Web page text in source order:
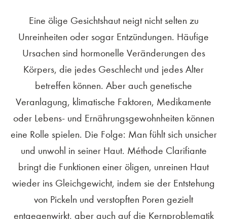
Eine ölige Gesichtshaut neigt nicht selten zu
Unreinheiten oder sogar Entzündungen. Häufige
Ursachen sind hormonelle Veränderungen des
Körpers, die jedes Geschlecht und jedes Alter
betreffen können. Aber auch genetische
Veranlagung, klimatische Faktoren, Medikamente
oder Lebens- und Ernährungsgewohnheiten können
eine Rolle spielen. Die Folge: Man fühlt sich unsicher
und unwohl in seiner Haut. Méthode Clarifiante
bringt die Funktionen einer öligen, unreinen Haut
wieder ins Gleichgewicht, indem sie der Entstehung
von Pickeln und verstopften Poren gezielt
entgegenwirkt, aber auch auf die Kernproblematik